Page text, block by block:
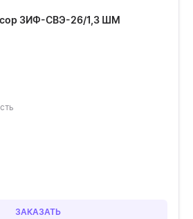
ЗИФ-СВЭ-26/1,3 ШМ
ЗАКАЗАТЬ